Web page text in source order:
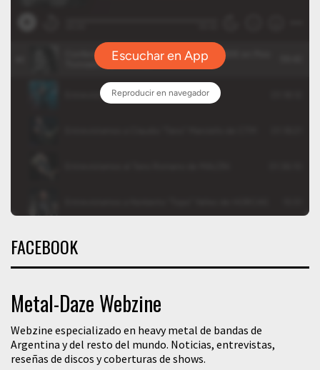
FACEBOOK
Metal-Daze Webzine
Webzine especializado en heavy metal de bandas de
Argentina y del resto del mundo. Noticias, entrevistas,
reseñas de discos y coberturas de shows.